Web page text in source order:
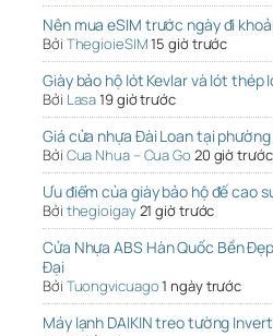
Nên mua eSIM trước ngày đi
Bởi ThegioieSIM15 giờ trước
Giày bảo hộ lót Kevlar và lót thép
Bởi Lasa19 giờ trước
Giá cửa nhựa Đài Loan tại phường
Bởi Cua Nhua – Cua Go 20 giờ trước
Ưu điểm của giày bảo hộ đế cao
Bởi thegioigay21 giờ trước
Cửa Nhựa ABS Hàn Quốc Bền
Đại
Bởi Tuongvicuago1 ngày trước
Máy lạnh DAIKIN treo tường